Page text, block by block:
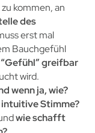
zu kommen, an
des
erst mal
Bauchgefühl
greifbar
wird.
wenn ja, wie?
Stimme?
wie schafft